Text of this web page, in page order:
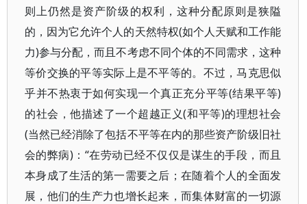
则上仍然是资产阶级的权利，这种分配原则是狭隘
的，因为它允许个人的天然特权(如个人天赋和工作能
力)参与分配，而且不考虑不同个体的不同需求，这种
等价交换的平等实际上是不平等的。不过，马克思似
乎并不热衷于如何实现一个真正充分平等(结果平等)
的社会，他描述了一个超越正义(和平等)的理想社会
(当然已经消除了包括不平等在内的那些资产阶级旧社
会的弊病)：“在劳动已经不仅仅是谋生的手段，而且
本身成了生活的第一需要之后；在随着个人的全面发
展，他们的生产力也增长起来，而集体财富的一切源